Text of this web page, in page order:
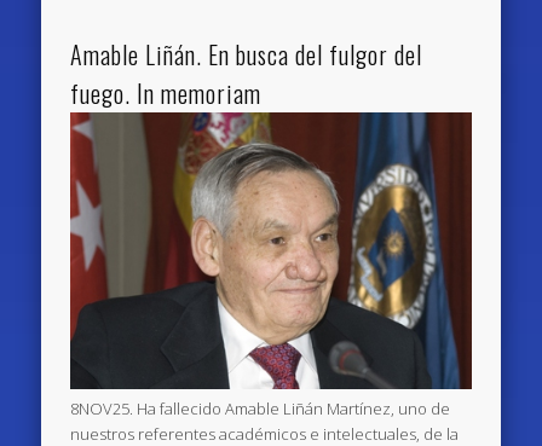
Amable Liñán. En busca del fulgor del
fuego. In memoriam
8NOV25. Ha fallecido Amable Liñán Martínez, uno de
nuestros referentes académicos e intelectuales, de la